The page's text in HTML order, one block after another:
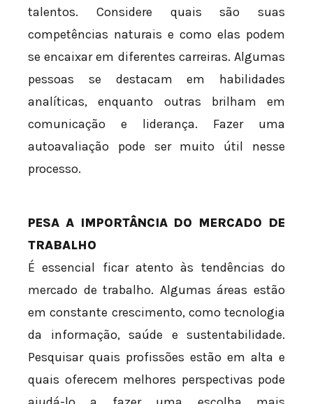
talentos. Considere quais são suas
competências naturais e como elas podem
se encaixar em diferentes carreiras. Algumas
pessoas se destacam em habilidades
analíticas, enquanto outras brilham em
comunicação e liderança. Fazer uma
autoavaliação pode ser muito útil nesse
processo.
PESA A IMPORTÂNCIA DO MERCADO DE
TRABALHO
É essencial ficar atento às tendências do
mercado de trabalho. Algumas áreas estão
em constante crescimento, como tecnologia
da informação, saúde e sustentabilidade.
Pesquisar quais profissões estão em alta e
quais oferecem melhores perspectivas pode